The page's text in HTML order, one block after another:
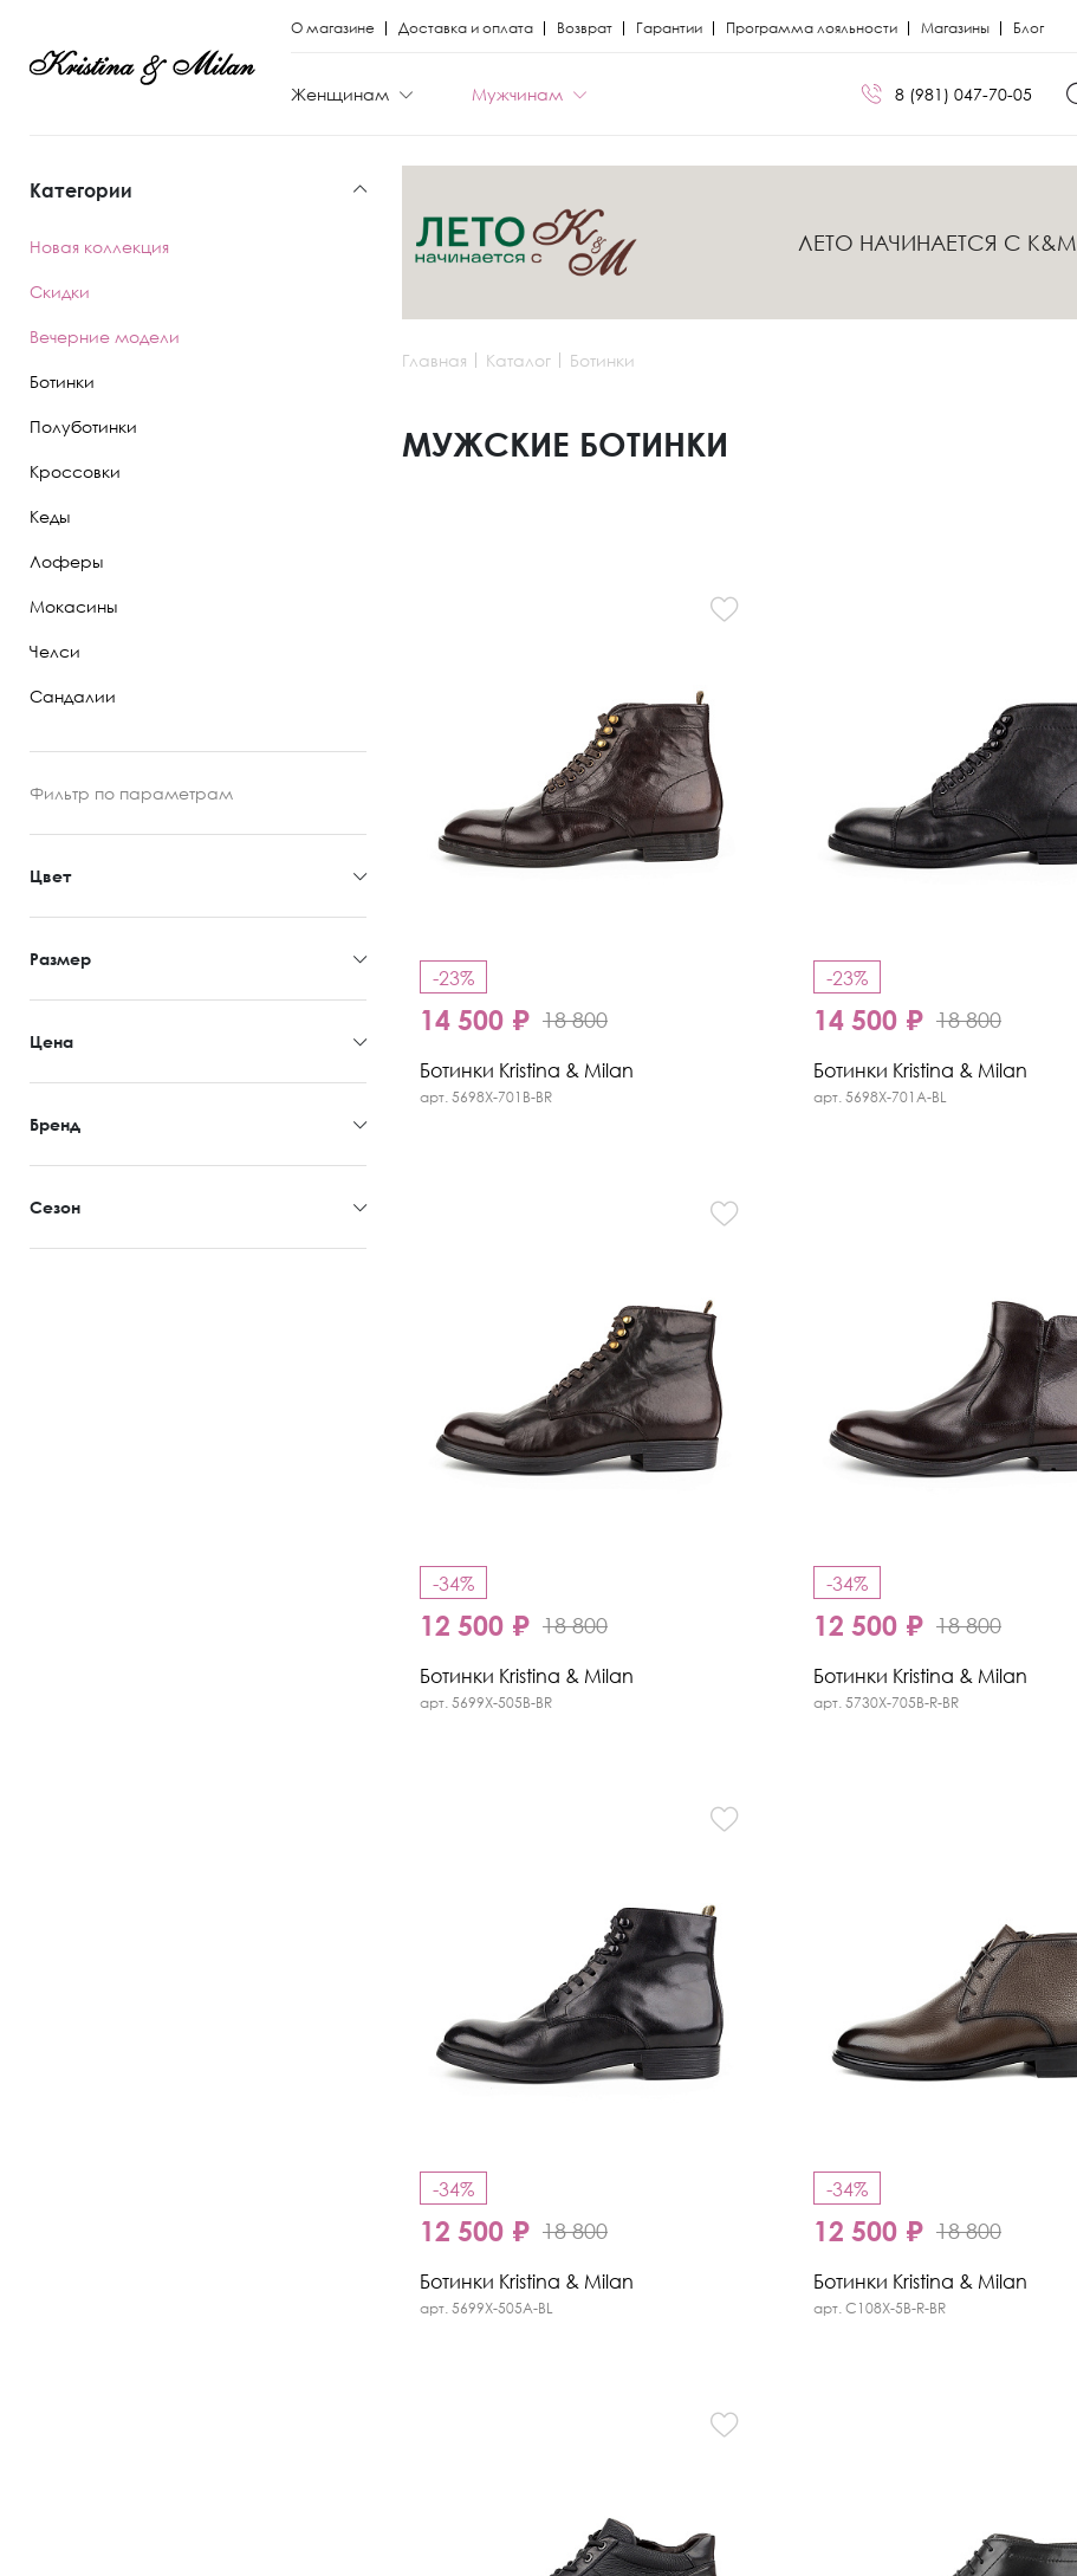
О магазине Доставка и оплата Возврат Гарантии Программа лояльности Магазины Блог
Женщинам
Новая коллекция Ботфорты Kristina Milan
Мужчинам
Новая коллекция Кеды Kristina Milan
8 (981) 047-70-05
Категории
Новая коллекция
Скидки
Вечерние модели
Ботинки
Полуботинки
Кроссовки
Кеды
Лоферы
Мокасины
Челси
Сандалии
Фильтр по параметрам
Цвет
Размер
Цена
Бренд
Сезон
ЛЕТО НАЧИНАЕТСЯ С K&M
Главная Каталог Ботинки
МУЖСКИЕ БОТИНКИ
-23%
14 500 ₽ 18 800
Ботинки Kristina & Milan
арт. 5698X-701B-BR
-23%
14 500 ₽ 18 800
Ботинки Kristina & Milan
арт. 5698X-701A-BL
-34%
12 500 ₽ 18 800
Ботинки Kristina & Milan
арт. 5699X-505B-BR
-34%
12 500 ₽ 18 800
Ботинки Kristina & Milan
арт. 5730X-705B-R-BR
-34%
12 500 ₽ 18 800
Ботинки Kristina & Milan
арт. 5699X-505A-BL
-34%
12 500 ₽ 18 800
Ботинки Kristina & Milan
арт. C108X-5B-R-BR